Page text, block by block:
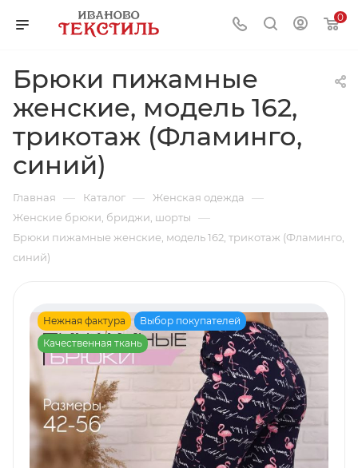
0
Брюки пижамные
женские, модель 162,
трикотаж (Фламинго,
синий)
Главная — Каталог — Женская одежда —
Женские брюки, бриджи, шорты —
Брюки пижамные женские, модель 162, трикотаж (Фламинго,
синий)
Нежная фактура
Выбор покупателей
Качественная ткань